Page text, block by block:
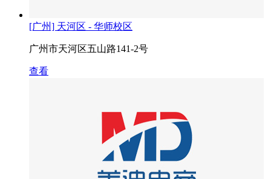
[广州] 天河区 - 华师校区
广州市天河区五山路141-2号
查看